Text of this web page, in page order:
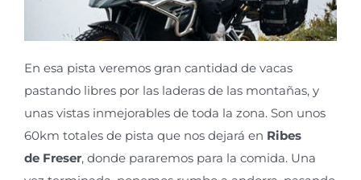
En esa pista veremos gran cantidad de vacas
pastando libres por las laderas de las montañas, y
unas vistas inmejorables de toda la zona. Son unos
60km totales de pista que nos dejará en Ribes
de Freser, donde pararemos para la comida. Una